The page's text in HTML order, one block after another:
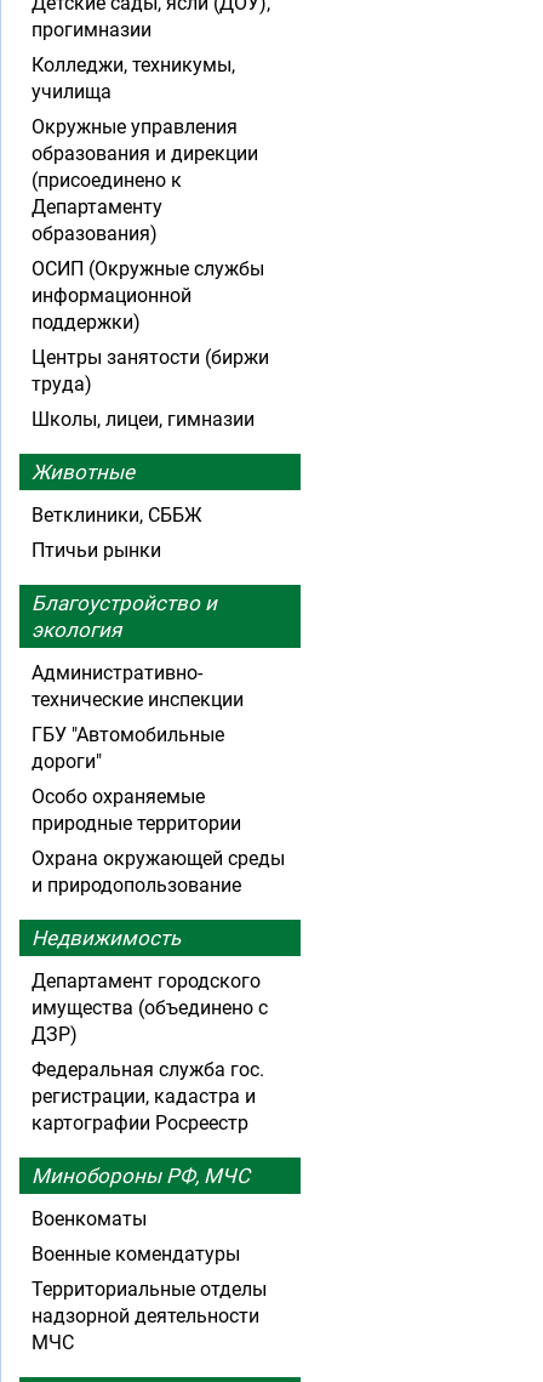
прогимназии
Колледжи, техникумы,
училища
Окружные управления
образования и дирекции
(присоединено к
Департаменту
образования)
ОСИП (Окружные службы
информационной
поддержки)
Центры занятости (биржи
труда)
Школы, лицеи, гимназии
Животные
Ветклиники, СББЖ
Птичьи рынки
Благоустройство и
экология
Административно-
технические инспекции
ГБУ "Автомобильные
дороги"
Особо охраняемые
природные территории
Охрана окружающей среды
и природопользование
Недвижимость
Департамент городского
имущества (объединено с
ДЗР)
Федеральная служба гос.
регистрации, кадастра и
картографии Росреестр
Минобороны РФ, МЧС
Военкоматы
Военные комендатуры
Территориальные отделы
надзорной деятельности
МЧС